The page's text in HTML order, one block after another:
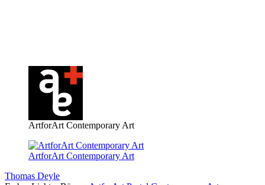
ArtforArt Contemporary Art
ArtforArt Contemporary Art
Thomas Deyle